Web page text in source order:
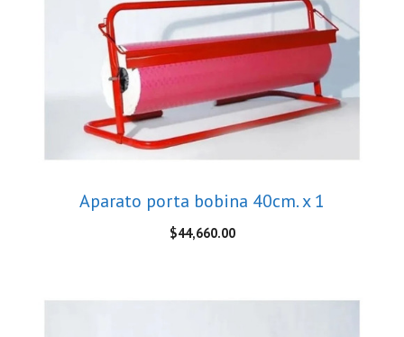
Aparato porta bobina 40cm. x 1
$44,660.00